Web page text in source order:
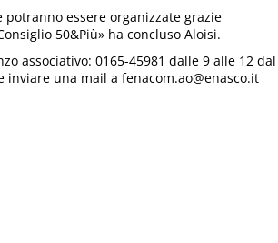
essere organizzate grazie
50&Più» ha concluso Aloisi.
associativo: 0165-45981 dalle 9 alle 12 dal
una mail a fenacom.ao@enasco.it